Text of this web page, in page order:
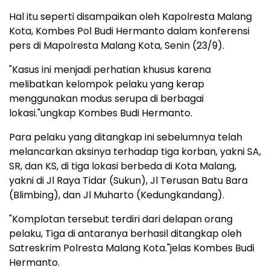
Hal itu seperti disampaikan oleh Kapolresta Malang
Kota, Kombes Pol Budi Hermanto dalam konferensi
pers di Mapolresta Malang Kota, Senin (23/9).
"Kasus ini menjadi perhatian khusus karena
melibatkan kelompok pelaku yang kerap
menggunakan modus serupa di berbagai
lokasi."ungkap Kombes Budi Hermanto.
Para pelaku yang ditangkap ini sebelumnya telah
melancarkan aksinya terhadap tiga korban, yakni SA,
SR, dan KS, di tiga lokasi berbeda di Kota Malang,
yakni di Jl Raya Tidar (Sukun), Jl Terusan Batu Bara
(Blimbing), dan Jl Muharto (Kedungkandang).
"Komplotan tersebut terdiri dari delapan orang
pelaku, Tiga di antaranya berhasil ditangkap oleh
Satreskrim Polresta Malang Kota."jelas Kombes Budi
Hermanto.